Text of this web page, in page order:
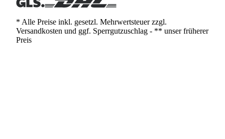
* Alle Preise inkl. gesetzl. Mehrwertsteuer zzgl.
Versandkosten und ggf. Sperrgutzuschlag - ** unser früherer
Preis